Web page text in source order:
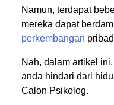
Namun, terdapat
mereka dapat
perkembangan
Nah, dalam artikel
anda hindari dari
Calon Psikolog.